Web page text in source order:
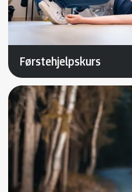
Førstehjelpskurs